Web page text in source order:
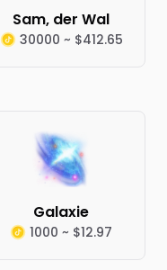
Sam, der Wal
30000 ~ $412.65
Galaxie
1000 ~ $12.97